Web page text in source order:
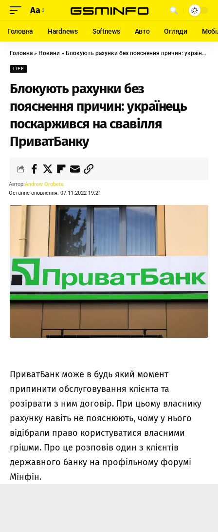
Aa
Головна Hardnews Softnews Авто Огляди
Головна » Новини » Блокують рахунки без пояснення причин: українець поскаржився на свавілля ПриватБанку
LIFE
Блокують рахунки без
пояснення причин: українець
поскаржився на свавілля
ПриватБанку
Останнє оновлення: 07.11.2022 19:21
Автор:Andrew Orobets
ПриватБанк може в будь який момент
припинити обслуговування клієнта та
розірвати з ним договір. При цьому власнику
рахунку навіть не пояснюють, чому у нього
відібрали право користуватися власними
грішми. Про це розповів один з клієнтів
державного банку на профільному форумі
Мінфін.